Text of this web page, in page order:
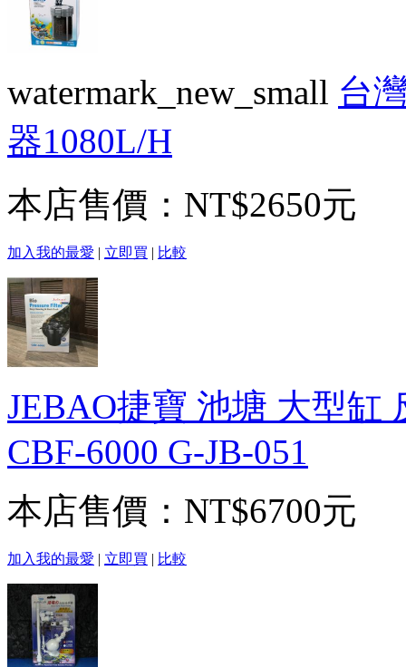
watermark_new_small 台
器1080L/H
本店售價： NT$2650元
加入我的最愛 | 立即買 | 比較
JEBAO捷寶 池塘 大型缸
CBF-6000 G-JB-051
本店售價： NT$6700元
加入我的最愛 | 立即買 | 比較